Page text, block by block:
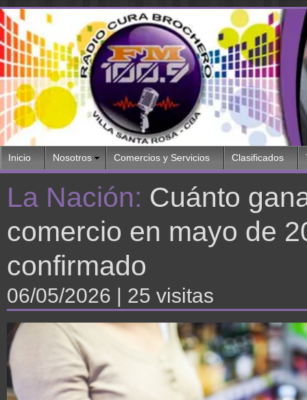
Inicio Nosotros Comercios y Servicios Clasificados
La Nación: Cuánto
comercio en mayo de
confirmado
06/05/2026 | 25 visitas